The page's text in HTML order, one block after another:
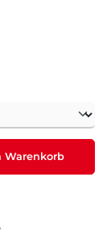
die Schaltflächen um
Warenkorb